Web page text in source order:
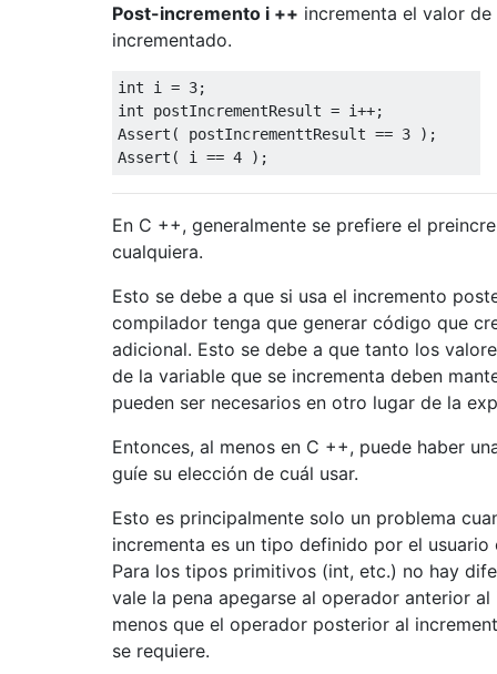
Post-incremento i ++ incrementa el valor
incrementado.
int i = 3;
int postIncrementResult = i++;
Assert( postIncrementtResult == 3 );
En C ++, generalmente se prefiere el
cualquiera.
Esto se debe a que si usa el incremento
compilador tenga que generar código que
adicional. Esto se debe a que tanto los
de la variable que se incrementa deben
pueden ser necesarios en otro lugar de la
Entonces, al menos en C ++, puede haber
guíe su elección de cuál usar.
Esto es principalmente solo un problema
incrementa es un tipo definido por el
Para los tipos primitivos (int, etc.) no hay
vale la pena apegarse al operador anterior
menos que el operador posterior al
se requiere.